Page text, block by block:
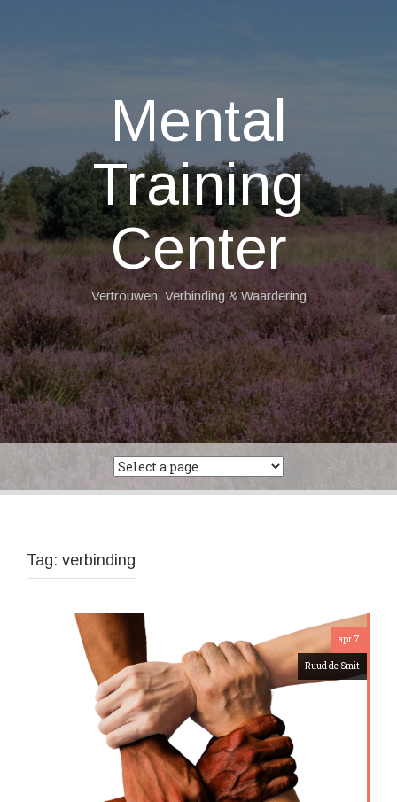
Mental
Training
Center
Vertrouwen, Verbinding & Waardering
Tag: verbinding
apr 7
Ruud de Smit